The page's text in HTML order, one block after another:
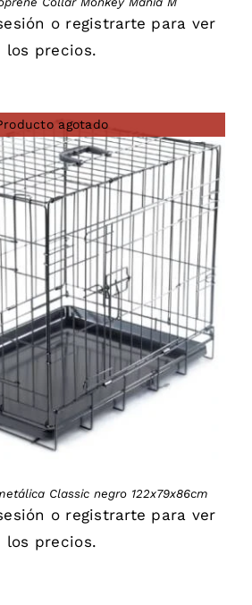
o registrarte para ver
los precios.
agotado
DETAILS
Classic negro 122x79x86cm
o registrarte para ver
los precios.